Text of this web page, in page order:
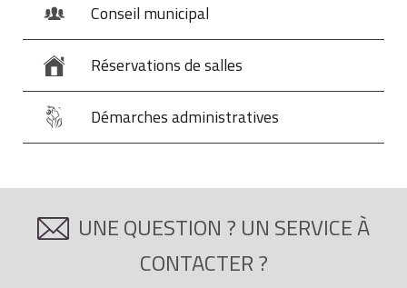
Conseil municipal
Réservations de salles
Démarches administratives
UNE QUESTION ? UN SERVICE À
CONTACTER ?